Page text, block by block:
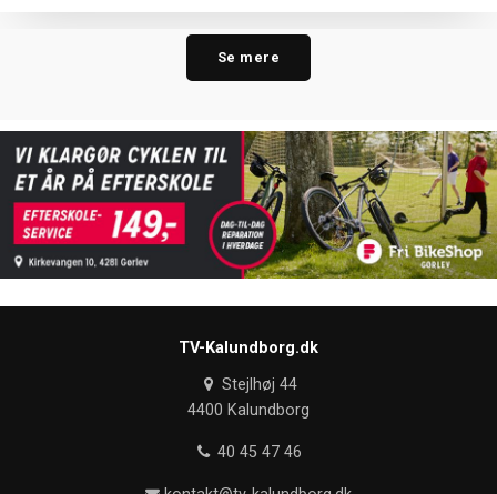
Se mere
TV-Kalundborg.dk
Stejlhøj 44
4400 Kalundborg
40 45 47 46